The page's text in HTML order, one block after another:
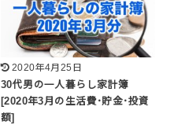
2020年4月25日
30代男の一人暮らし家計簿
[2020年3月の生活費･貯金･投資
額]